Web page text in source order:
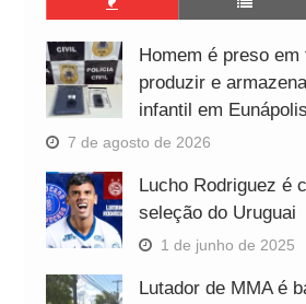
Homem é preso em
produzir e
infantil em Eunápolis
7 de agosto de 2026
Lucho Rodriguez é
seleção do Uruguai
1 de junho de 2025
Lutador de MMA é